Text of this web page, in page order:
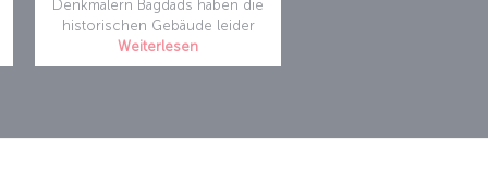
Denkmälern Bagdads haben die
historischen Gebäude leider
Weiterlesen